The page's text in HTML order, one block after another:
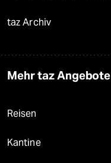
taz Archiv
Mehr taz Angebote
Reisen
Kantine